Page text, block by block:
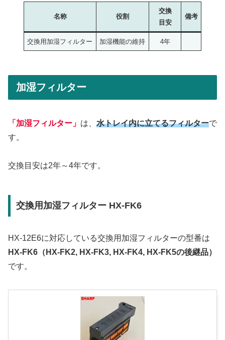
名称 役割
交換
目安
備考
交換用加湿フィルター 加湿機能の維持 4年
加湿フィルター
「加湿フィルター」 は、 水トレイ内に立てるフィルターで
す。
交換目安は2年～4年です。
交換用加湿フィルター HX-FK6
HX-12E6に対応している交換用加湿フィルターの型番は
HX-FK6（HX-FK2, HX-FK3, HX-FK4, HX-FK5の後継品）
です。